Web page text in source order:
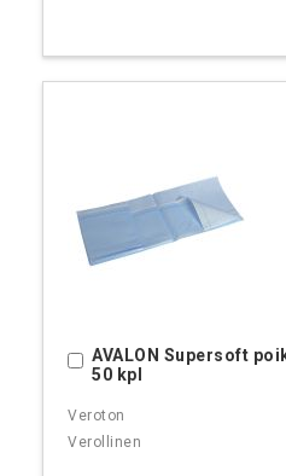
AVALON Supersoft
50 kpl
Ostoskoriin